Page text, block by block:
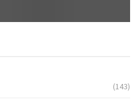
(143)